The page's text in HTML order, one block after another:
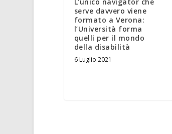
serve davvero viene
formato a Verona:
l’Università forma
quelli per il mondo
della disabilità
6 Luglio 2021